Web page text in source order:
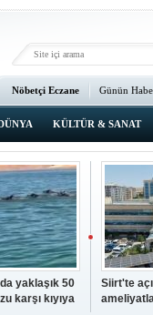
Nöbetçi Eczane Günün
Ana Sayfa
KÜLTÜR & SANAT
yaklaşık 50
karşı kıyıya
Siirt'te